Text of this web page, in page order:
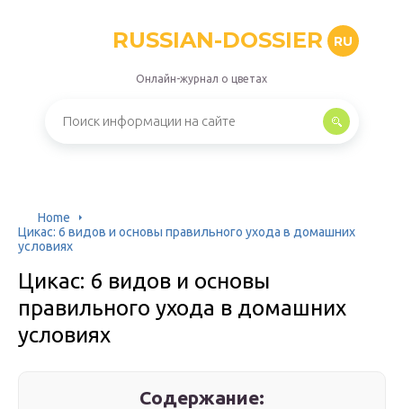
RUSSIAN-DOSSIER RU
Онлайн-журнал о цветах
Home
Цикас: 6 видов и основы правильного ухода в домашних
условиях
Цикас: 6 видов и основы
правильного ухода в домашних
условиях
Содержание: